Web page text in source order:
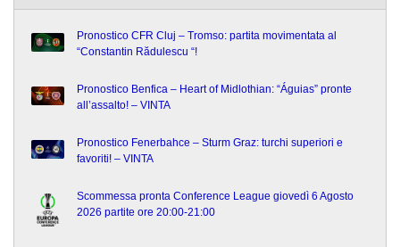
Pronostico CFR Cluj – Tromso: partita movimentata al
“Constantin Rădulescu “!
Pronostico Benfica – Heart of Midlothian: “Águias” pronte
all’assalto! – VINTA
Pronostico Fenerbahce – Sturm Graz: turchi superiori e
favoriti! – VINTA
Scommessa pronta Conference League giovedì 6 Agosto
2026 partite ore 20:00-21:00